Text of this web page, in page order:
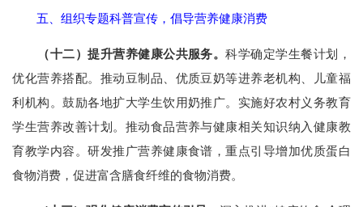
五、组织专题科普宣传，倡导营养健康消费
（十二）提升营养健康公共服务。科学确定学生餐计划，
优化营养搭配。推动豆制品、优质豆奶等进养老机构、儿童福
利机构。鼓励各地扩大学生饮用奶推广。实施好农村义务教育
学生营养改善计划。推动食品营养与健康相关知识纳入健康教
育教学内容。研发推广营养健康食谱，重点引导增加优质蛋白
食物消费，促进富含膳食纤维的食物消费。